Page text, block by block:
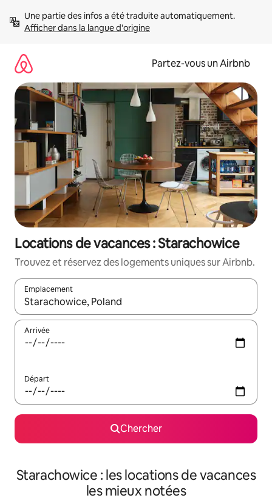
directement
Afficher dans la langue d'origine
Partez-vous un Airbnb
Locations de vacances : Starachowice
Trouvez et réservez des logements uniques sur Airbnb.
Emplacement
Quand les résultats sont affichés, parcourez-les en utilisant
Arrivée
Départ
Chercher
Starachowice : les locations de vacances
les mieux notées